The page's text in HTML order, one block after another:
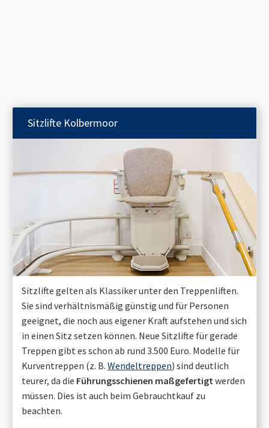
Sitzlifte Kolbermoor
Sitzlifte gelten als Klassiker unter den Treppenliften.
Sie sind verhältnismäßig günstig und für Personen
geeignet, die noch aus eigener Kraft aufstehen und sich
in einen Sitz setzen können. Neue Sitzlifte für gerade
Treppen gibt es schon ab rund 3.500 Euro. Modelle für
Kurventreppen (z. B. Wendeltreppen) sind deutlich
teurer, da die Führungsschienen maßgefertigt werden
müssen. Dies ist auch beim Gebrauchtkauf zu
beachten.